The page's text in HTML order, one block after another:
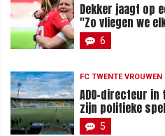
Dekker jaagt op
"Zo vliegen we
6
FC TWENTE VROUWEN
ADO-directeur in
zijn politieke
5